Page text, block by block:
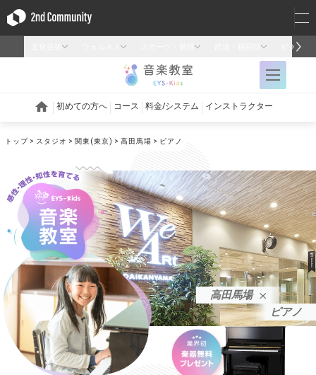
トップ スタジオ 関東(東京) 高田馬場 ピアノ
高田馬場
ピアノ